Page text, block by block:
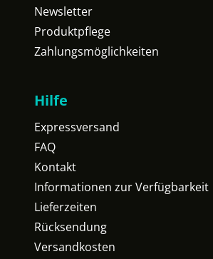
Newsletter
Produktpflege
Zahlungsmöglichkeiten
Hilfe
Expressversand
FAQ
Kontakt
Informationen zur Verfügbarkeit
Lieferzeiten
Rücksendung
Versandkosten